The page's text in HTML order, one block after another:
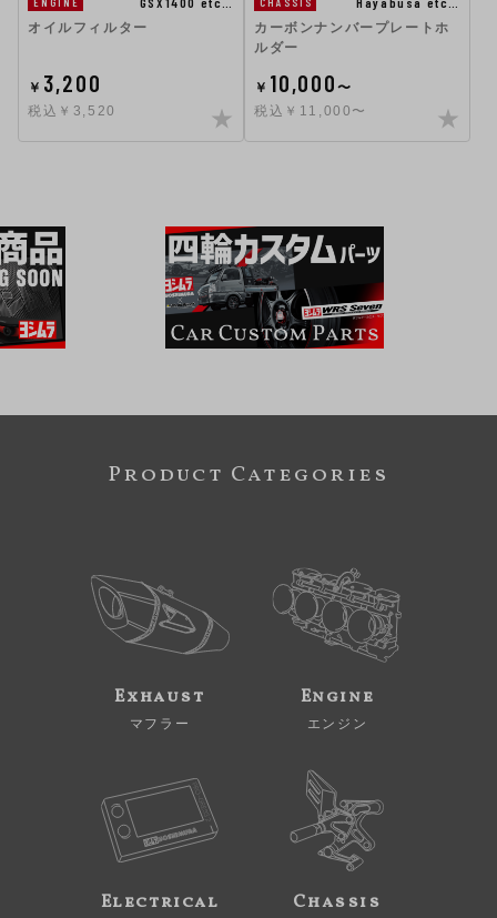
オイルフィルター
￥ 3,200
税込￥3,520
カーボンナンバープレートホ
ルダー
￥ 10,000〜
税込￥11,000〜
Product Categories
Exhaust
マフラー
Engine
エンジン
Electrical Chassis